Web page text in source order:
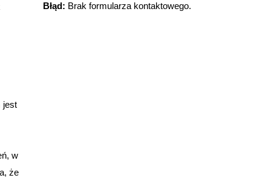
jest
w
że
Błąd: Brak formularza kontaktowego.